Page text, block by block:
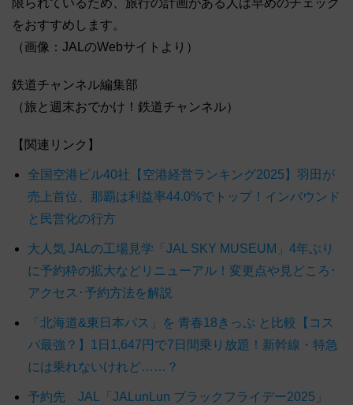
限られているため、旅行の計画がある人は早めのチェック
をおすすめします。
（画像：JALのWebサイトより）
鉄道チャンネル編集部
（旅と週末おでかけ！鉄道チャンネル）
【関連リンク】
全国空港ビル40社【空港経営ランキング2025】羽田が
売上首位、那覇は利益率44.0%でトップ！インバウンド
と民営化の行方
大人気 JALの工場見学「JAL SKY MUSEUM」4年ぶり
に予約枠の拡大などリニューアル！変更点や見どころ･
アクセス･予約方法を解説
「北海道&東日本パス」を 青春18きっぷ と比較【コス
パ最強？】1日1,647円で7日間乗り放題！新幹線・特急
には乗れないけれど……？
予約先 JAL「JALunLun ブラックフライデー2025」